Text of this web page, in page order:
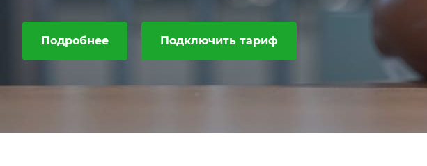
Подробнее Подключить тариф